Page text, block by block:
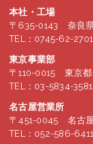
本社・工場
〒635-0143 奈良
TEL：0745-62-
東京事業部
〒110-0015 東京都
TEL：03-5834-
名古屋営業所
〒451-0045 名古
TEL：052-586-